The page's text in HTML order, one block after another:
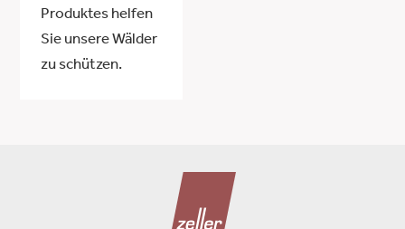
Produktes helfen
Sie unsere Wälder
zu schützen.